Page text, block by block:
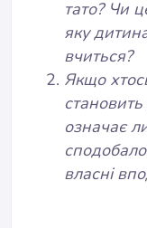
тато? Чи
яку
вчиться?
Якщо
означає
власні